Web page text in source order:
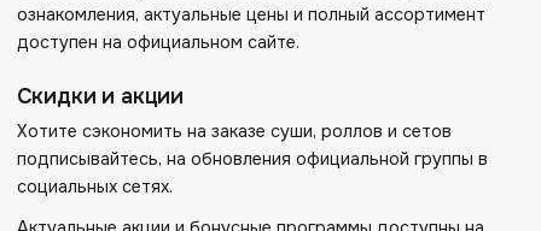
ознакомления, актуальные цены и полный ассортимент
доступен на официальном сайте.
Скидки и акции
Хотите сэкономить на заказе суши, роллов и сетов
подписывайтесь, на обновления официальной группы в
социальных сетях.